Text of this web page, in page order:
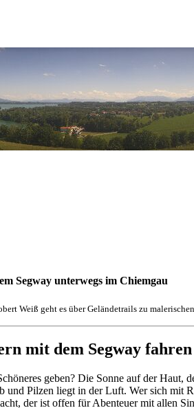
Segway unterwegs im Chiemgau
Weiß geht es über Geländetrails zu
mit dem Segway fahren
geben? Die Sonne auf der Haut,
und Pilzen liegt in der Luft. Wer sich mit
der ist offen für Abenteuer mit allen